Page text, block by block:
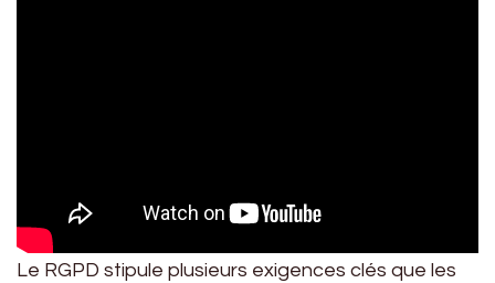
Le RGPD stipule plusieurs exigences clés que les